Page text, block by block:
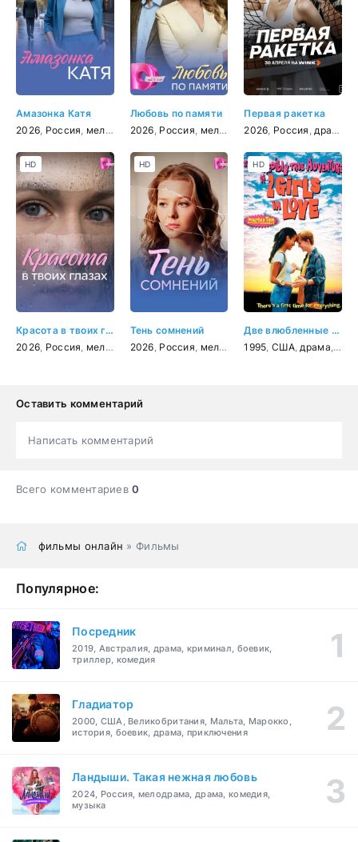
Амазонка Катя
2026 Россия мелодрама
Любовь по памяти
2026 Россия мелодрама
Первая ракетка
2026 Россия драма
Красота в твоих глазах
2026 Россия мелодрама
HD
Тень сомнений
2026 Россия мелодрама
HD
Две влюбленные девушки
1995 США, драма
HD
Оставить комментарий
Написать комментарий
Всего комментариев0
фильмы онлайн » Фильмы
Популярное:
Посредник
2019, Австралия, драма, криминал, боевик,
триллер, комедия
Гладиатор
2000, США, Великобритания, Мальта, Марокко,
история, боевик, драма, приключения
Ландыши. Такая нежная любовь
2024, Россия, мелодрама, драма, комедия,
музыка